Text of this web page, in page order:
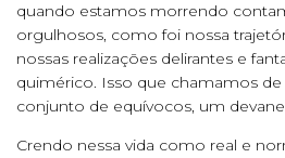
quando estamos morrendo
orgulhosos, como foi nossa
nossas realizações delirantes e
quimérico. Isso que chamamos
conjunto de equívocos, um
Crendo nessa vida como real e